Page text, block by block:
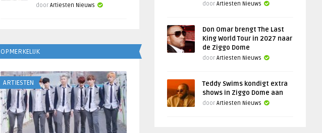
door Artiesten Nieuws
OPMERKELIJK
ARTIESTEN
door Artiesten Nieuws
Don Omar brengt The Last
King World Tour in 2027 naar
de Ziggo Dome
door Artiesten Nieuws
Teddy Swims kondigt extra
shows in Ziggo Dome aan
door Artiesten Nieuws